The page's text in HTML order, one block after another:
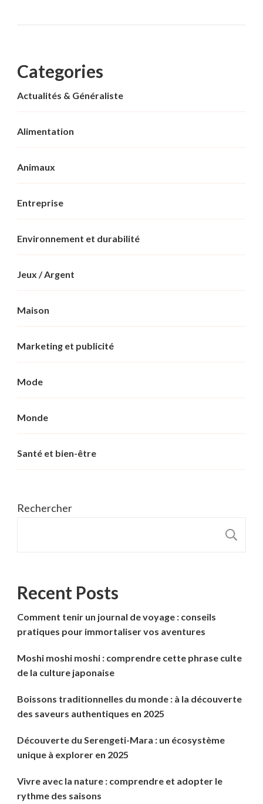
Categories
Actualités & Généraliste
Alimentation
Animaux
Entreprise
Environnement et durabilité
Jeux / Argent
Maison
Marketing et publicité
Mode
Monde
Santé et bien-être
Rechercher
Recent Posts
Comment tenir un journal de voyage : conseils
pratiques pour immortaliser vos aventures
Moshi moshi moshi : comprendre cette phrase culte
de la culture japonaise
Boissons traditionnelles du monde : à la découverte
des saveurs authentiques en 2025
Découverte du Serengeti-Mara : un écosystème
unique à explorer en 2025
Vivre avec la nature : comprendre et adopter le
rythme des saisons